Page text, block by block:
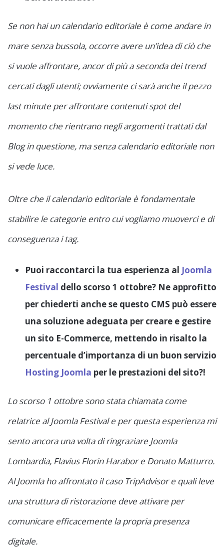
Se non hai un calendario editoriale è come andare in
mare senza bussola, occorre avere un’idea di ciò che
si vuole affrontare, ancor di più a seconda dei trend
cercati dagli utenti; ovviamente ci sarà anche il pezzo
last minute per affrontare contenuti spot del
momento che rientrano negli argomenti trattati dal
Blog in questione, ma senza calendario editoriale non
si vede luce.
Oltre che il calendario editoriale è fondamentale
stabilire le categorie entro cui vogliamo muoverci e di
conseguenza i tag.
Puoi raccontarci la tua esperienza al Joomla
Festival dello scorso 1 ottobre? Ne approfitto
per chiederti anche se questo CMS può essere
una soluzione adeguata per creare e gestire
un sito E-Commerce, mettendo in risalto la
percentuale d’importanza di un buon servizio
Hosting Joomla per le prestazioni del sito?!
Lo scorso 1 ottobre sono stata chiamata come
relatrice al Joomla Festival e per questa esperienza mi
sento ancora una volta di ringraziare Joomla
Lombardia, Flavius Florin Harabor e Donato Matturro.
Al Joomla ho affrontato il caso TripAdvisor e quali leve
una struttura di ristorazione deve attivare per
comunicare efficacemente la propria presenza
digitale.